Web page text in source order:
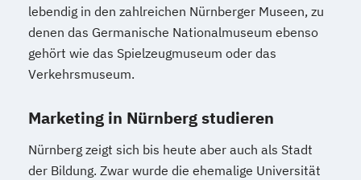
lebendig in den zahlreichen Nürnberger Museen, zu
denen das Germanische Nationalmuseum ebenso
gehört wie das Spielzeugmuseum oder das
Verkehrsmuseum.
Marketing in Nürnberg studieren
Nürnberg zeigt sich bis heute aber auch als Stadt
der Bildung. Zwar wurde die ehemalige Universität